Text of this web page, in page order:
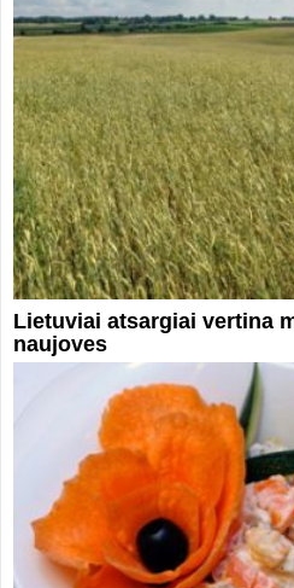
Lietuviai atsargiai vertina
naujoves